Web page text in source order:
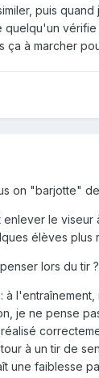
puis
quelqu'un
ça à marcher
on "barjotte"
le
élèves
lors du tir ?
je ne pense
à un tir de
une faiblesse